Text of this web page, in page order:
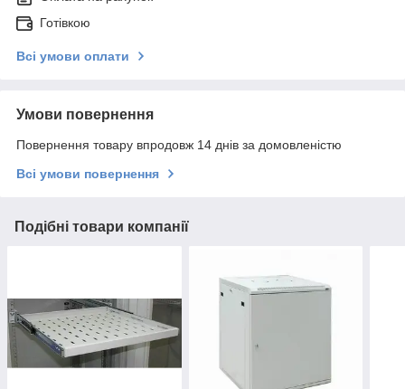
Готівкою
Всі умови оплати
Умови повернення
Повернення товару впродовж 14 днів за домовленістю
Всі умови повернення
Подібні товари компанії